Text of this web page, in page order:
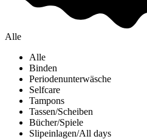
Alle
Alle
Binden
Periodenunterwäsche
Selfcare
Tampons
Tassen/Scheiben
Bücher/Spiele
Slipeinlagen/All days